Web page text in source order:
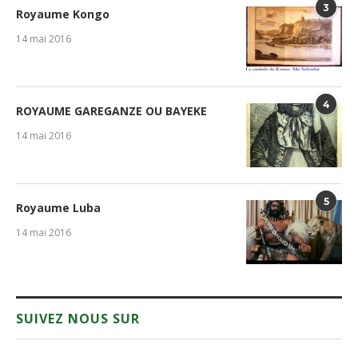
3
Royaume Kongo
14 mai 2016
4
ROYAUME GAREGANZE OU BAYEKE
14 mai 2016
5
Royaume Luba
14 mai 2016
SUIVEZ NOUS SUR